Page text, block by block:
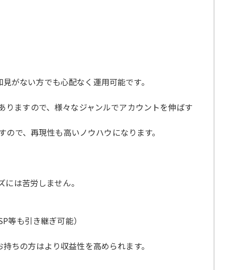
がない方でも心配なく運用可能です。
ますので、様々なジャンルでアカウントを伸ばす
で、再現性も高いノウハウになります。
は苦労しません。
等も引き継ぎ可能）
ちの方はより収益性を高められます。